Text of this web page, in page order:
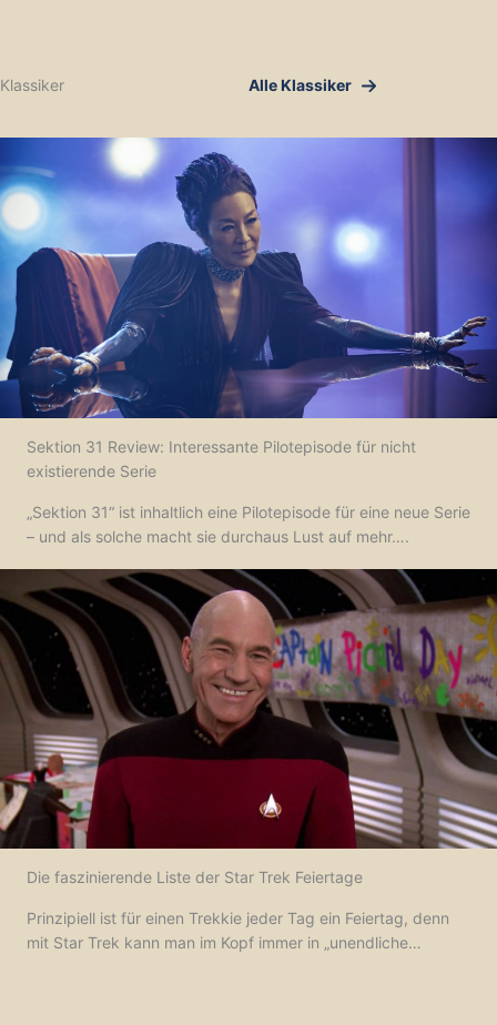
Klassiker Alle Klassiker
Sektion 31 Review: Interessante Pilotepisode für nicht
existierende Serie
„Sektion 31“ ist inhaltlich eine Pilotepisode für eine neue Serie
– und als solche macht sie durchaus Lust auf mehr….
Die faszinierende Liste der Star Trek Feiertage
Prinzipiell ist für einen Trekkie jeder Tag ein Feiertag, denn
mit Star Trek kann man im Kopf immer in „unendliche…